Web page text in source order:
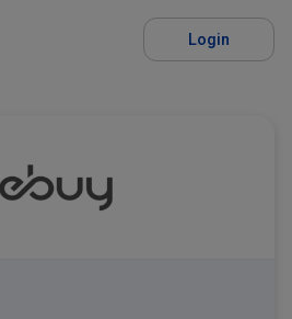
Login